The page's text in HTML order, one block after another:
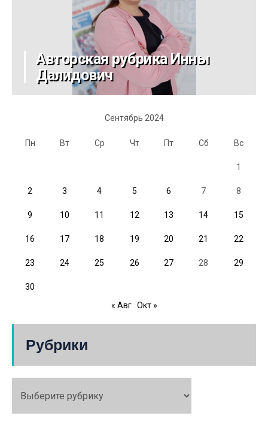
Авторская рубрика Инны
Далидович
Сентябрь 2024
Пн Вт Ср Чт Пт Сб Вс
1
2 3 4 5 6 7 8
9 10 11 12 13 14 15
16 17 18 19 20 21 22
23 24 25 26 27 28 29
30
« Авг Окт »
Рубрики